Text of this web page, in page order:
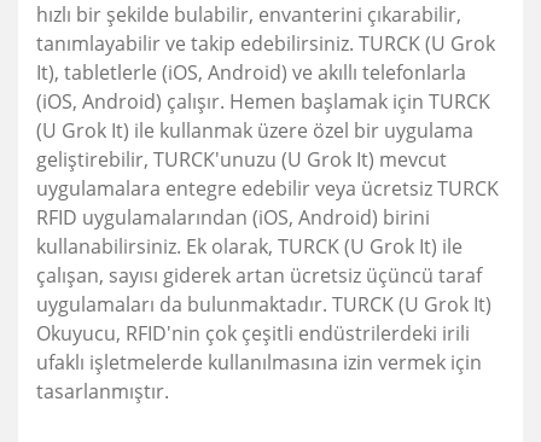
hızlı bir şekilde bulabilir, envanterini çıkarabilir,
tanımlayabilir ve takip edebilirsiniz. TURCK (U Grok
It), tabletlerle (iOS, Android) ve akıllı telefonlarla
(iOS, Android) çalışır. Hemen başlamak için TURCK
(U Grok It) ile kullanmak üzere özel bir uygulama
geliştirebilir, TURCK'unuzu (U Grok It) mevcut
uygulamalara entegre edebilir veya ücretsiz TURCK
RFID uygulamalarından (iOS, Android) birini
kullanabilirsiniz. Ek olarak, TURCK (U Grok It) ile
çalışan, sayısı giderek artan ücretsiz üçüncü taraf
uygulamaları da bulunmaktadır. TURCK (U Grok It)
Okuyucu, RFID'nin çok çeşitli endüstrilerdeki irili
ufaklı işletmelerde kullanılmasına izin vermek için
tasarlanmıştır.